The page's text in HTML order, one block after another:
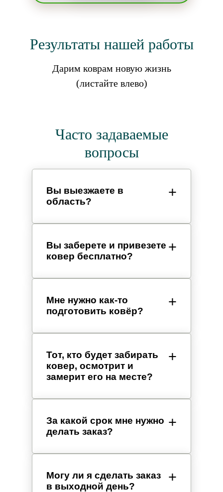
Результаты нашей работы
Дарим коврам новую жизнь
(листайте влево)
Часто задаваемые
вопросы
Вы выезжаете в
область?
Вы заберете и привезете
ковер бесплатно?
Мне нужно как-то
подготовить ковёр?
Тот, кто будет забирать
ковер, осмотрит и
замерит его на месте?
За какой срок мне нужно
делать заказ?
Могу ли я сделать заказ
в выходной день?